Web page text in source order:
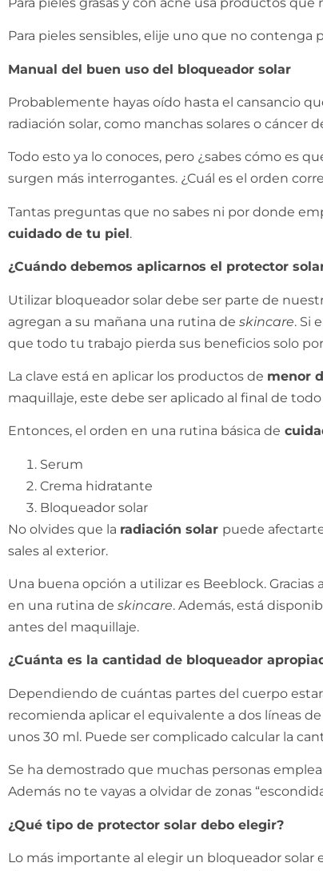
Para pieles sensibles, elije uno que no
Manual del buen uso del bloqueador solar
Probablemente hayas oído hasta el cansancio
radiación solar, como manchas solares o cáncer
Todo esto ya lo conoces, pero ¿sabes cómo es
surgen más interrogantes. ¿Cuál es el orden
Tantas preguntas que no sabes ni por donde
cuidado de tu piel.
¿Cuándo debemos aplicarnos el protector
Utilizar bloqueador solar debe ser parte de
agregan a su mañana una rutina de skincare. Si
que todo tu trabajo pierda sus beneficios solo
La clave está en aplicar los productos de menor
maquillaje, este debe ser aplicado al final de
Entonces, el orden en una rutina básica de
Serum
Crema hidratante
Bloqueador solar
No olvides que la radiación solar puede
sales al exterior.
Una buena opción a utilizar es Beeblock.
en una rutina de skincare. Además, está
antes del maquillaje.
¿Cuánta es la cantidad de bloqueador
Dependiendo de cuántas partes del cuerpo
recomienda aplicar el equivalente a dos líneas
unos 30 ml. Puede ser complicado calcular la
Se ha demostrado que muchas personas
Además no te vayas a olvidar de zonas
¿Qué tipo de protector solar debo elegir?
Lo más importante al elegir un bloqueador solar